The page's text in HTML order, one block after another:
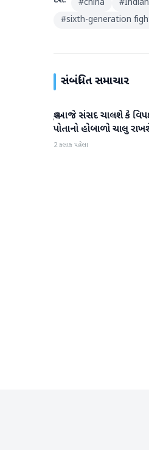
#china #
#sixth-generation
સંબંધિત સમાચાર
રાષ્ટ્રીય
શું આજે સંસદ ચાલશે કે
પોતાનો હોબાળો ચાલુ
2 કલાક પહેલા